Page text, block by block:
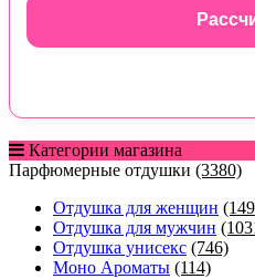
Категории магазина
Парфюмерные отдушки (3380)
Отдушка для женщин
Отдушка для мужчин
Отдушка унисекс (746)
Моно Ароматы (114)